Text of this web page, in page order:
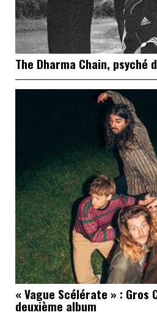
The Dharma Chain, psyché
« Vague Scélérate » :
deuxième album